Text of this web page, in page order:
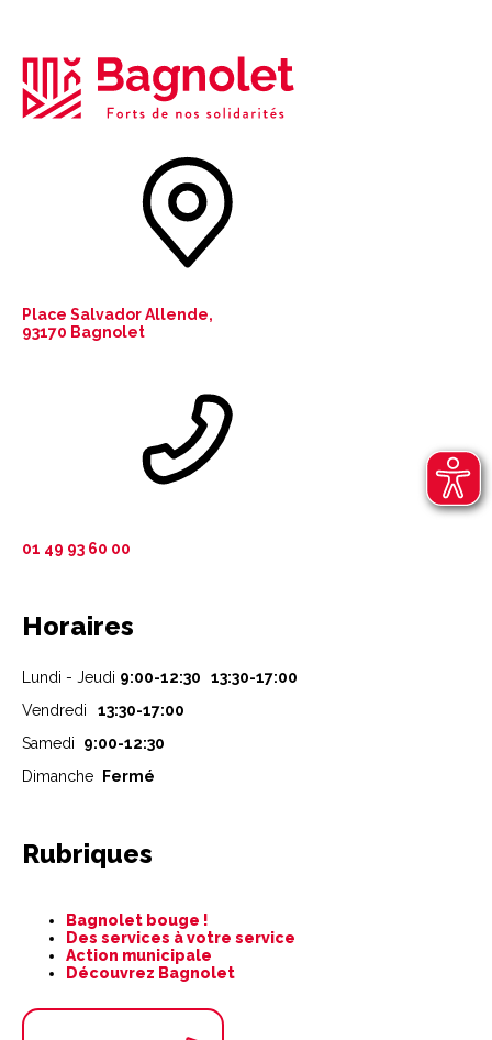
Place Salvador Allende,
93170 Bagnolet
01 49 93 60 00
Horaires
Lundi - Jeudi 9:00-12:30 13:30-17:00
Vendredi
13:30-17:00
Samedi 9:00-12:30
Dimanche
Fermé
Rubriques
contenu
Bagnolet bouge !
Des services à votre service
Action municipale
Découvrez Bagnolet